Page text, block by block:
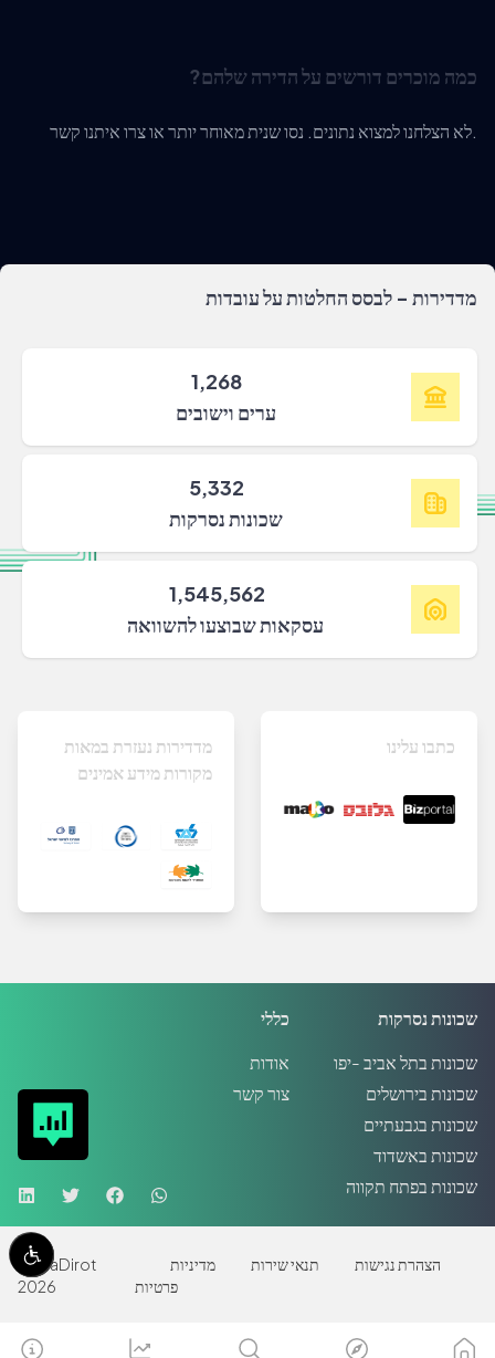
כמה מוכרים דורשים על הדירה שלהם?
לא הצלחנו למצוא נתונים. נסו שנית מאוחר יותר או צרו איתנו קשר.
מדדירות - לבסס החלטות על עובדות
1,268
ערים וישובים
5,332
שכונות נסרקות
1,545,562
עסקאות שבוצעו להשוואה
מדדירות נעזרת במאות
מקורות מידע אמינים
כתבו עלינו
כללי
אודות
צור קשר
שכונות נסרקות
שכונות בתל אביב -יפו
שכונות בירושלים
שכונות בגבעתיים
שכונות באשדוד
שכונות בפתח תקווה
MadaDirot
2026
הצהרת נגישות תנאי שירות
מדיניות
פרטיות